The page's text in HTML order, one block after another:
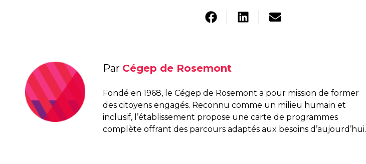
Par Cégep de Rosemont
Fondé en 1968, le Cégep de Rosemont a pour mission de former
des citoyens engagés. Reconnu comme un milieu humain et
inclusif, l’établissement propose une carte de programmes
complète offrant des parcours adaptés aux besoins d’aujourd’hui.